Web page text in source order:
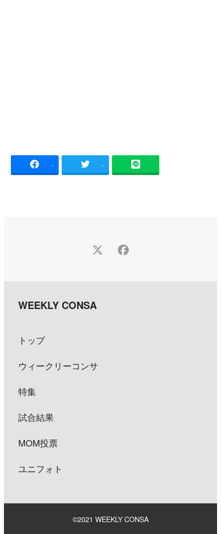
- -
TwitterFacebook
トップ
ウィークリーコンサ
特集
試合結果
MOM投票
ユニフォト
©2021 WEEKLY CONSA